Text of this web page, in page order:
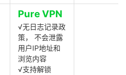
Pure VPN
√无日志记录政
策， 不会泄露
用户IP地址和
浏览内容
√支持解锁